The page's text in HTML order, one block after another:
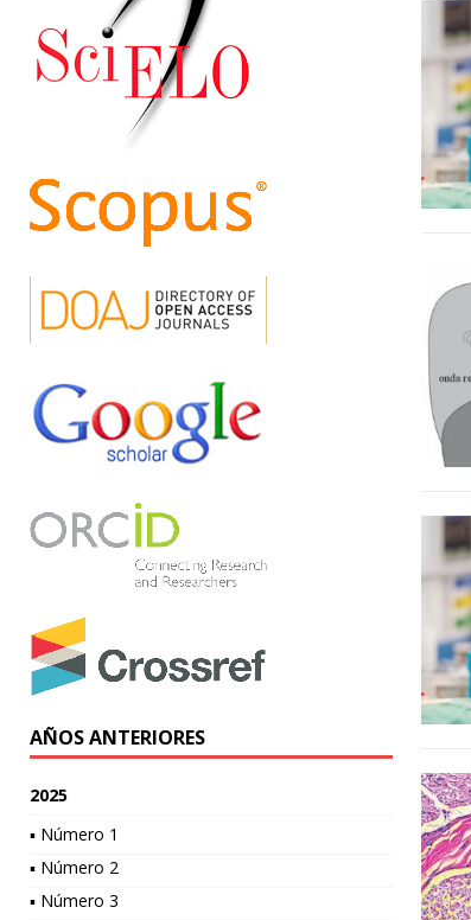
AÑOS ANTERIORES
2025
▪ Número 1
▪ Número 2
▪ Número 3